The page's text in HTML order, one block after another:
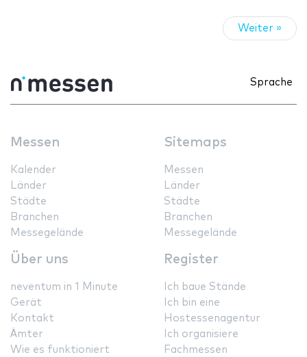
Weiter »
Sprache
Messen
Kalender
Länder
Städte
Branchen
Messegelände
Sitemaps
Messen
Länder
Städte
Branchen
Messegelände
Über uns
neventum in 1 Minute
Gerät
Kontakt
Ämter
Wie es funktioniert
Register
Ich baue Stände
Ich bin eine
Hostessenagentur
Ich organisiere
Fachmessen